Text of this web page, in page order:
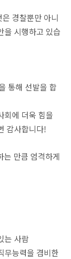
경찰뿐만 아니
을 시행하고 있습
통해 선발을 합
회에 더욱 힘을
감사합니다!
만큼 엄격하게
는 사람
무능력을 겸비한